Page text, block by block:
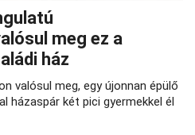
meg ez a
ház
valósul meg, egy újonnan épülő
házaspár két pici gyermekkel él